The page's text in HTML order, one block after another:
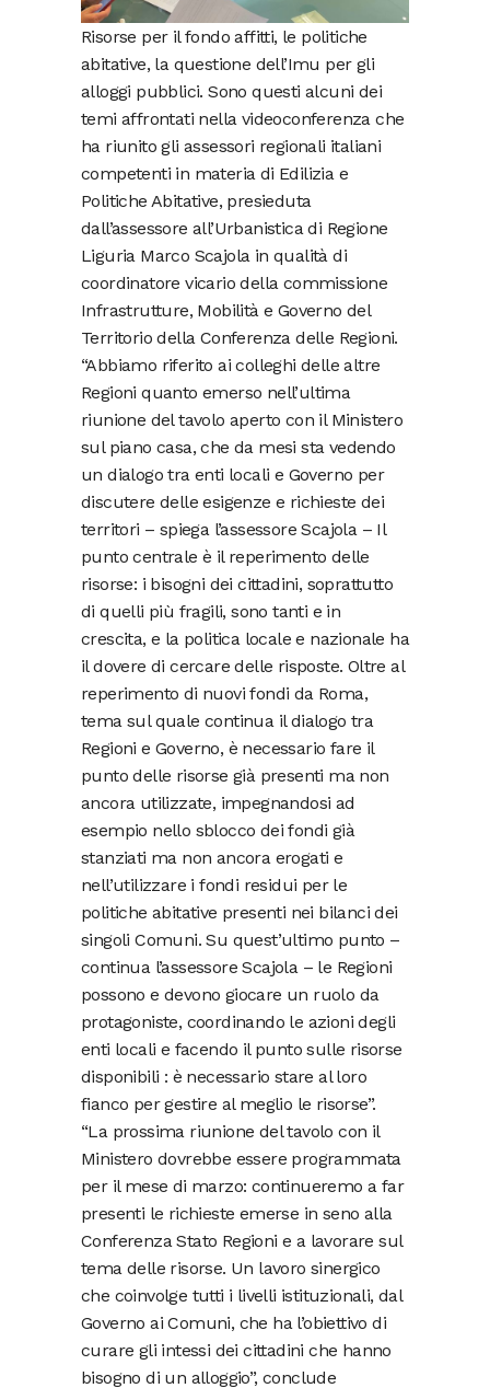
Risorse per il fondo affitti, le politiche
abitative, la questione dell’Imu per gli
alloggi pubblici. Sono questi alcuni dei
temi affrontati nella videoconferenza che
ha riunito gli assessori regionali italiani
competenti in materia di Edilizia e
Politiche Abitative, presieduta
dall’assessore all’Urbanistica di Regione
Liguria Marco Scajola in qualità di
coordinatore vicario della commissione
Infrastrutture, Mobilità e Governo del
Territorio della Conferenza delle Regioni.
“Abbiamo riferito ai colleghi delle altre
Regioni quanto emerso nell’ultima
riunione del tavolo aperto con il Ministero
sul piano casa, che da mesi sta vedendo
un dialogo tra enti locali e Governo per
discutere delle esigenze e richieste dei
territori – spiega l’assessore Scajola – Il
punto centrale è il reperimento delle
risorse: i bisogni dei cittadini, soprattutto
di quelli più fragili, sono tanti e in
crescita, e la politica locale e nazionale ha
il dovere di cercare delle risposte. Oltre al
reperimento di nuovi fondi da Roma,
tema sul quale continua il dialogo tra
Regioni e Governo, è necessario fare il
punto delle risorse già presenti ma non
ancora utilizzate, impegnandosi ad
esempio nello sblocco dei fondi già
stanziati ma non ancora erogati e
nell’utilizzare i fondi residui per le
politiche abitative presenti nei bilanci dei
singoli Comuni. Su quest’ultimo punto –
continua l’assessore Scajola – le Regioni
possono e devono giocare un ruolo da
protagoniste, coordinando le azioni degli
enti locali e facendo il punto sulle risorse
disponibili : è necessario stare al loro
fianco per gestire al meglio le risorse”.
“La prossima riunione del tavolo con il
Ministero dovrebbe essere programmata
per il mese di marzo: continueremo a far
presenti le richieste emerse in seno alla
Conferenza Stato Regioni e a lavorare sul
tema delle risorse. Un lavoro sinergico
che coinvolge tutti i livelli istituzionali, dal
Governo ai Comuni, che ha l’obiettivo di
curare gli intessi dei cittadini che hanno
bisogno di un alloggio”, conclude